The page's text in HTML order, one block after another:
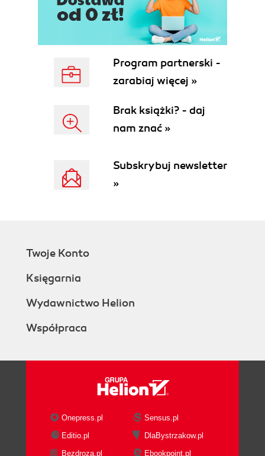
Program partnerski -
zarabiaj więcej »
Brak książki? - daj
nam znać »
Subskrybuj newsletter
»
Twoje Konto
Księgarnia
Wydawnictwo Helion
Współpraca
Onepress.pl
Sensus.pl
Editio.pl
DlaBystrzakow.pl
Bezdroza.pl
Ebookpoint.pl